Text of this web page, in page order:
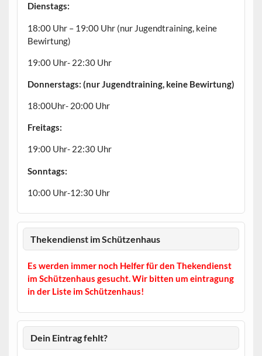
Dienstags:
18:00 Uhr – 19:00 Uhr (nur Jugendtraining, keine
Bewirtung)
19:00 Uhr- 22:30 Uhr
Donnerstags: (nur Jugendtraining, keine Bewirtung)
18:00Uhr- 20:00 Uhr
Freitags:
19:00 Uhr- 22:30 Uhr
Sonntags:
10:00 Uhr-12:30 Uhr
Thekendienst im Schützenhaus
Es werden immer noch Helfer für den Thekendienst
im Schützenhaus gesucht. Wir bitten um eintragung
in der Liste im Schützenhaus!
Dein Eintrag fehlt?